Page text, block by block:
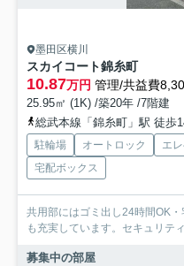
墨田区横川
スカイコート錦糸町
10.87万円 管理/共益費
25.95㎡ (1K) /築20年 /7階建
総武本線「錦糸町」駅 徒歩
駐輪場 オートロック エ
宅配ボックス
共用部にはゴミ出し24時間OK
も充実しています。セキュリテ
募集中の部屋